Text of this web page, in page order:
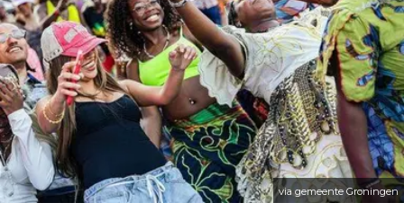
via gemeente Groningen